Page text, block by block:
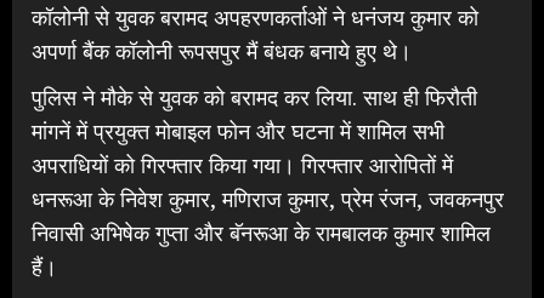
कॉलोनी से युवक बरामद अपहरणकर्ताओं ने धनंजय कुमार को
अपर्णा बैंक कॉलोनी रूपसपुर मैं बंधक बनाये हुए थे।
पुलिस ने मौके से युवक को बरामद कर लिया. साथ ही फिरौती
मांगनें में प्रयुक्त मोबाइल फोन और घटना में शामिल सभी
अपराधियों को गिरफ्तार किया गया। गिरफ्तार आरोपितों में
धनरूआ के निवेश कुमार, मणिराज कुमार, प्रेम रंजन, जवकनपुर
निवासी अभिषेक गुप्ता और बॅनरूआ के रामबालक कुमार शामिल
हैं।